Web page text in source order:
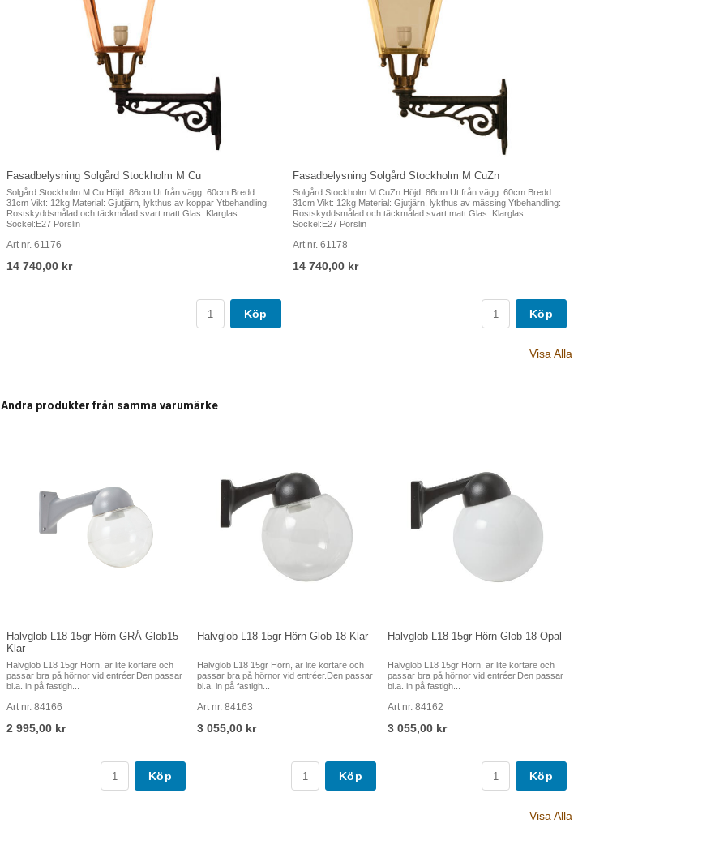
Fasadbelysning Solgård Stockholm M Cu
Solgård Stockholm M Cu Höjd: 86cm Ut från vägg: 60cm Bredd:
31cm Vikt: 12kg Material: Gjutjärn, lykthus av koppar Ytbehandling:
Rostskyddsmålad och täckmålad svart matt Glas: Klarglas
Sockel:E27 Porslin
Art nr. 61176
14 740,00 kr
Köp
Fasadbelysning Solgård Stockholm M CuZn
Solgård Stockholm M CuZn Höjd: 86cm Ut från vägg: 60cm Bredd:
31cm Vikt: 12kg Material: Gjutjärn, lykthus av mässing Ytbehandling:
Rostskyddsmålad och täckmålad svart matt Glas: Klarglas
Sockel:E27 Porslin
Art nr. 61178
14 740,00 kr
Köp
Visa Alla
Andra produkter från samma varumärke
Halvglob L18 15gr Hörn GRÅ Glob15
Klar
Halvglob L18 15gr Hörn, är lite kortare och
passar bra på hörnor vid entréer.Den passar
bl.a. in på fastigh...
Art nr. 84166
2 995,00 kr
Köp
Halvglob L18 15gr Hörn Glob 18 Klar
Halvglob L18 15gr Hörn, är lite kortare och
passar bra på hörnor vid entréer.Den passar
bl.a. in på fastigh...
Art nr. 84163
3 055,00 kr
Köp
Halvglob L18 15gr Hörn Glob 18 Opal
Halvglob L18 15gr Hörn, är lite kortare och
passar bra på hörnor vid entréer.Den passar
bl.a. in på fastigh...
Art nr. 84162
3 055,00 kr
Köp
Visa Alla